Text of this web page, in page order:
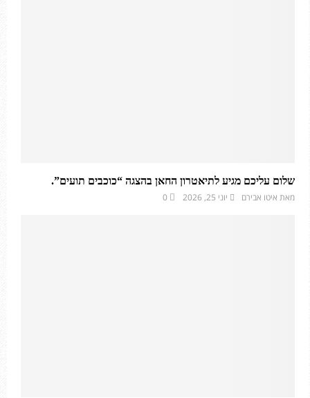
שלום עליכם מגיע לתיאטרון החאן בהצגה “כוכבים תועים”.
מאת איטו אבירם יוני 25, 2026 0